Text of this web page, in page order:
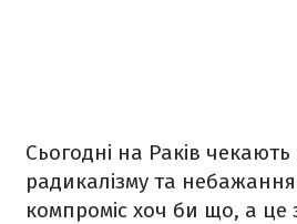
Сьогодні на Раків
радикалізму та
компроміс хоч би що, а це